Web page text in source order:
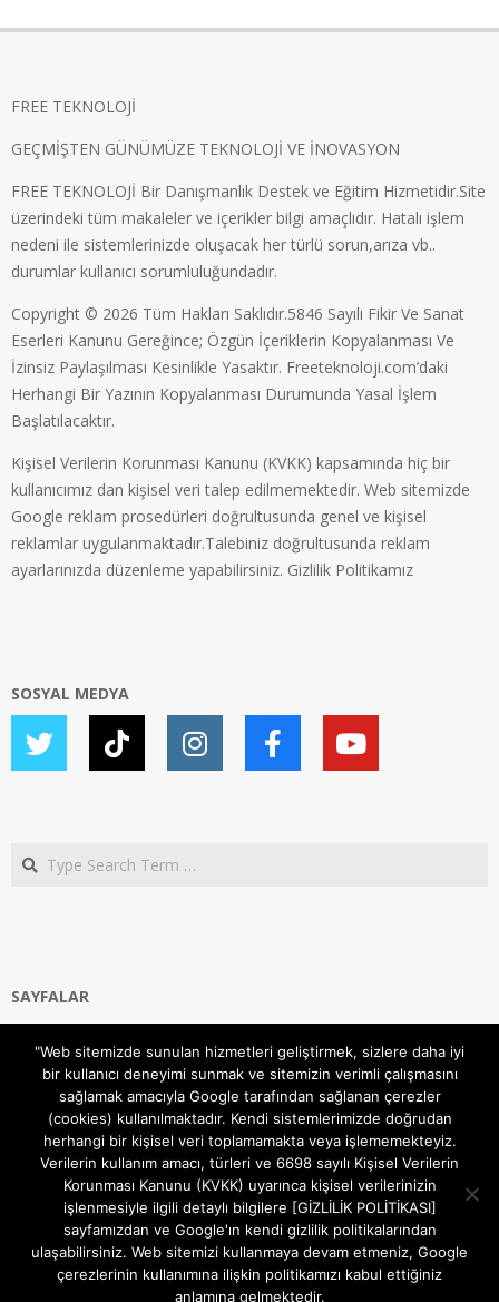
FREE TEKNOLOJİ
GEÇMİŞTEN GÜNÜMÜZE TEKNOLOJİ VE İNOVASYON
FREE TEKNOLOJİ Bir Danışmanlık Destek ve Eğitim Hizmetidir.Site
üzerindeki tüm makaleler ve içerikler bilgi amaçlıdır. Hatalı işlem
nedeni ile sistemlerinizde oluşacak her türlü sorun,arıza vb..
durumlar kullanıcı sorumluluğundadır.
Copyright © 2026 Tüm Hakları Saklıdır.5846 Sayılı Fikir Ve Sanat
Eserleri Kanunu Gereğince; Özgün İçeriklerin Kopyalanması Ve
İzinsiz Paylaşılması Kesinlikle Yasaktır. Freeteknoloji.com’daki
Herhangi Bir Yazının Kopyalanması Durumunda Yasal İşlem
Başlatılacaktır.
Kişisel Verilerin Korunması Kanunu (KVKK) kapsamında hiç bir
kullanıcımız dan kişisel veri talep edilmemektedir. Web sitemizde
Google reklam prosedürleri doğrultusunda genel ve kişisel
reklamlar uygulanmaktadır.Talebiniz doğrultusunda reklam
ayarlarınızda düzenleme yapabilirsiniz. Gizlilik Politikamız
SOSYAL MEDYA
Search
SAYFALAR
Gizlilik ve Çerezler (Cookies) Politikası
Hakkımızda
İletişim Kanalları
MODEM KURULUM
TEKNİK DESTEK
TELEVİZYON SİSTEMLERİ
"Web sitemizde sunulan hizmetleri geliştirmek, sizlere daha iyi
bir kullanıcı deneyimi sunmak ve sitemizin verimli çalışmasını
sağlamak amacıyla Google tarafından sağlanan çerezler
(cookies) kullanılmaktadır. Kendi sistemlerimizde doğrudan
herhangi bir kişisel veri toplamamakta veya işlememekteyiz.
Verilerin kullanım amacı, türleri ve 6698 sayılı Kişisel Verilerin
Korunması Kanunu (KVKK) uyarınca kişisel verilerinizin
işlenmesiyle ilgili detaylı bilgilere [GİZLİLİK POLİTİKASI]
sayfamızdan ve Google'ın kendi gizlilik politikalarından
ulaşabilirsiniz. Web sitemizi kullanmaya devam etmeniz, Google
çerezlerinin kullanımına ilişkin politikamızı kabul ettiğiniz
anlamına gelmektedir.